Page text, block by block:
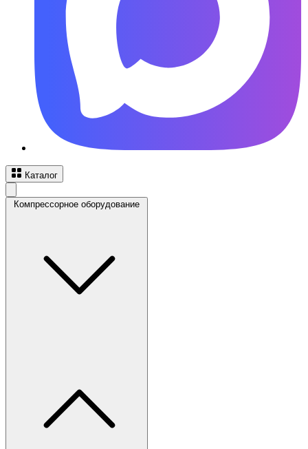
Каталог
Компрессорное оборудование